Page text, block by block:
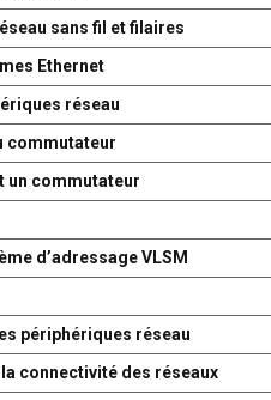
sans fil et filaires
Ethernet
réseau
commutateur
un commutateur
d’adressage VLSM
périphériques réseau
connectivité des réseaux